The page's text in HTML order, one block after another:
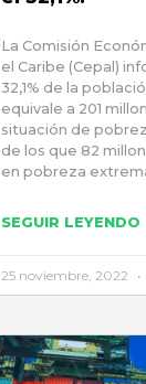
La Comisión
el Caribe (Cepal)
32,1% de la
equivale a 201
situación de
de los que 82
en pobreza
SEGUIR LEYENDO
25 noviembre, 2022